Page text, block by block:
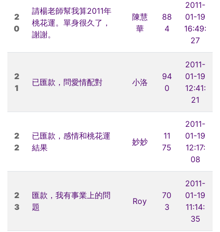
2
0
請楊老師幫我算2011年
桃花運。單身很久了，
謝謝。
陳慧
華
88
4
2011-
01-19
16:49:
27
2
1
已匯款，問愛情配對 小洛
94
0
2011-
01-19
12:41:
21
2
2
已匯款，感情和桃花運
結果
妙妙
11
75
2011-
01-19
12:17:
08
2
3
匯款，我有事業上的問
題
Roy
70
3
2011-
01-19
11:14:
35